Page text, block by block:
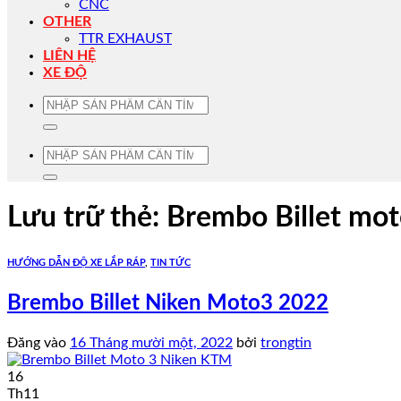
CNC
OTHER
TTR EXHAUST
LIÊN HỆ
XE ĐỘ
Tìm
Tìm
Lưu trữ thẻ: Brembo Billet
HƯỚNG DẪN ĐỘ XE LẮP RÁP, TIN TỨC
Brembo Billet Niken Moto3 2022
Đăng vào 16 Tháng mười một, 2022 bởi trongtin
16
Th11